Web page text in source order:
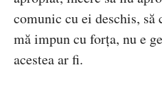
comunic cu ei deschis, să
mă impun cu forța, nu e
acestea ar fi.